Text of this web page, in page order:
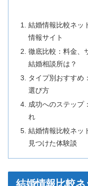
結婚情報比較ネッ
情報サイト
徹底比較：料金、
結婚相談所は？
タイプ別おすすめ
選び方
成功へのステップ
れ
結婚情報比較ネッ
見つけた体験談
結婚情報比較